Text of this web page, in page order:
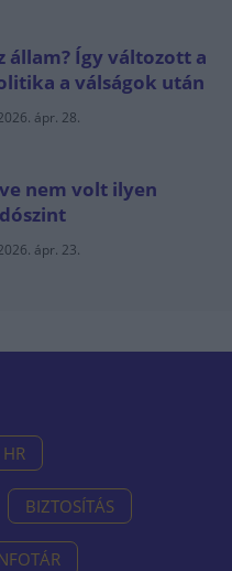
állam? Így változott a
a válságok után
ápr. 28.
nem volt ilyen
ápr. 23.
HR
BIZTOSÍTÁS